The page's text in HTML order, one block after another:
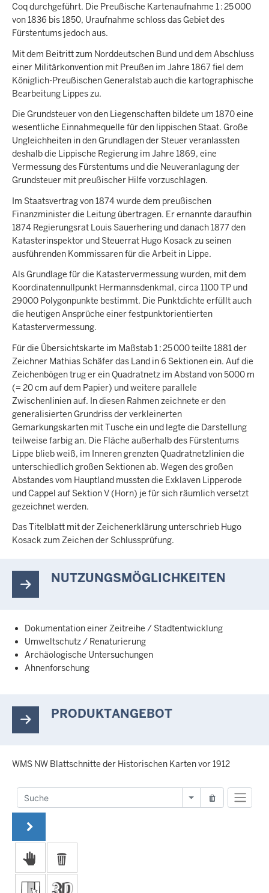
Coq durchgeführt. Die Preußische Kartenaufnahme 1 : 25 000
von 1836 bis 1850, Uraufnahme schloss das Gebiet des
Fürstentums jedoch aus.
Mit dem Beitritt zum Norddeutschen Bund und dem Abschluss
einer Militärkonvention mit Preußen im Jahre 1867 fiel dem
Königlich-Preußischen Generalstab auch die kartographische
Bearbeitung Lippes zu.
Die Grundsteuer von den Liegenschaften bildete um 1870 eine
wesentliche Einnahmequelle für den lippischen Staat. Große
Ungleichheiten in den Grundlagen der Steuer veranlassten
deshalb die Lippische Regierung im Jahre 1869, eine
Vermessung des Fürstentums und die Neuveranlagung der
Grundsteuer mit preußischer Hilfe vorzuschlagen.
Im Staatsvertrag von 1874 wurde dem preußischen
Finanzminister die Leitung übertragen. Er ernannte daraufhin
1874 Regierungsrat Louis Sauerhering und danach 1877 den
Katasterinspektor und Steuerrat Hugo Kosack zu seinen
ausführenden Kommissaren für die Arbeit in Lippe.
Als Grundlage für die Katastervermessung wurden, mit dem
Koordinatennullpunkt Hermannsdenkmal, circa 1100 TP und
29000 Polygonpunkte bestimmt. Die Punktdichte erfüllt auch
die heutigen Ansprüche einer festpunktorientierten
Katastervermessung.
Für die Übersichtskarte im Maßstab 1 : 25 000 teilte 1881 der
Zeichner Mathias Schäfer das Land in 6 Sektionen ein. Auf die
Zeichenbögen trug er ein Quadratnetz im Abstand von 5000 m
(= 20 cm auf dem Papier) und weitere parallele
Zwischenlinien auf. In diesen Rahmen zeichnete er den
generalisierten Grundriss der verkleinerten
Gemarkungskarten mit Tusche ein und legte die Darstellung
teilweise farbig an. Die Fläche außerhalb des Fürstentums
Lippe blieb weiß, im Inneren grenzten Quadratnetzlinien die
unterschiedlich großen Sektionen ab. Wegen des großen
Abstandes vom Hauptland mussten die Exklaven Lipperode
und Cappel auf Sektion V (Horn) je für sich räumlich versetzt
gezeichnet werden.
Das Titelblatt mit der Zeichenerklärung unterschrieb Hugo
Kosack zum Zeichen der Schlussprüfung.
NUTZUNGSMÖGLICHKEITEN
Dokumentation einer Zeitreihe / Stadtentwicklung
Umweltschutz / Renaturierung
Archäologische Untersuchungen
Ahnenforschung
PRODUKTANGEBOT
WMS NW Blattschnitte der Historischen Karten vor 1912